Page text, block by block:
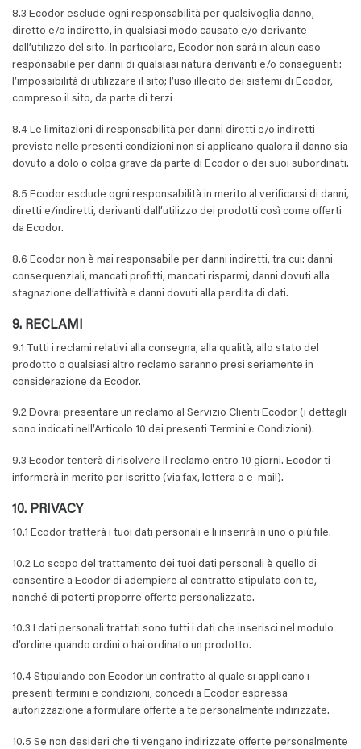
8.3 Ecodor esclude ogni responsabilità per qualsivoglia danno,
diretto e/o indiretto, in qualsiasi modo causato e/o derivante
dall’utilizzo del sito. In particolare, Ecodor non sarà in alcun caso
responsabile per danni di qualsiasi natura derivanti e/o conseguenti:
l’impossibilità di utilizzare il sito; l’uso illecito dei sistemi di Ecodor,
compreso il sito, da parte di terzi
8.4 Le limitazioni di responsabilità per danni diretti e/o indiretti
previste nelle presenti condizioni non si applicano qualora il danno sia
dovuto a dolo o colpa grave da parte di Ecodor o dei suoi subordinati.
8.5 Ecodor esclude ogni responsabilità in merito al verificarsi di danni,
diretti e/indiretti, derivanti dall’utilizzo dei prodotti così come offerti
da Ecodor.
8.6 Ecodor non è mai responsabile per danni indiretti, tra cui: danni
consequenziali, mancati profitti, mancati risparmi, danni dovuti alla
stagnazione dell’attività e danni dovuti alla perdita di dati.
9. RECLAMI
9.1 Tutti i reclami relativi alla consegna, alla qualità, allo stato del
prodotto o qualsiasi altro reclamo saranno presi seriamente in
considerazione da Ecodor.
9.2 Dovrai presentare un reclamo al Servizio Clienti Ecodor (i dettagli
sono indicati nell’Articolo 10 dei presenti Termini e Condizioni).
9.3 Ecodor tenterà di risolvere il reclamo entro 10 giorni. Ecodor ti
informerà in merito per iscritto (via fax, lettera o e-mail).
10. PRIVACY
10.1 Ecodor tratterà i tuoi dati personali e li inserirà in uno o più file.
10.2 Lo scopo del trattamento dei tuoi dati personali è quello di
consentire a Ecodor di adempiere al contratto stipulato con te,
nonché di poterti proporre offerte personalizzate.
10.3 I dati personali trattati sono tutti i dati che inserisci nel modulo
d’ordine quando ordini o hai ordinato un prodotto.
10.4 Stipulando con Ecodor un contratto al quale si applicano i
presenti termini e condizioni, concedi a Ecodor espressa
autorizzazione a formulare offerte a te personalmente indirizzate.
10.5 Se non desideri che ti vengano indirizzate offerte personalmente